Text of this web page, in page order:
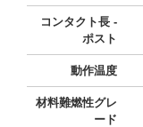
コンタクト長 -
ポスト
動作温度
材料難燃性グレ
ード